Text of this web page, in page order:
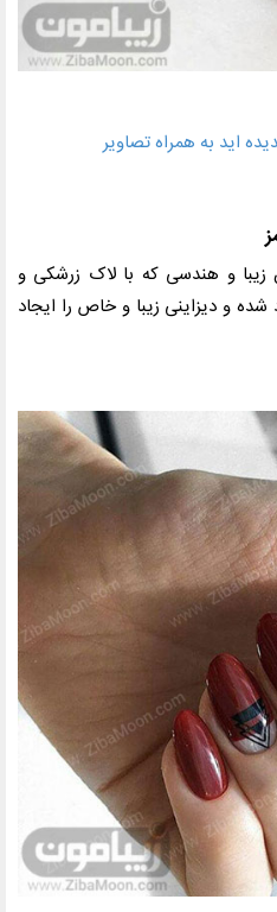
اید به همراه تصاویر
و هندسی که با لاک زرشکی و
و دیزاینی زیبا و خاص را ایجاد